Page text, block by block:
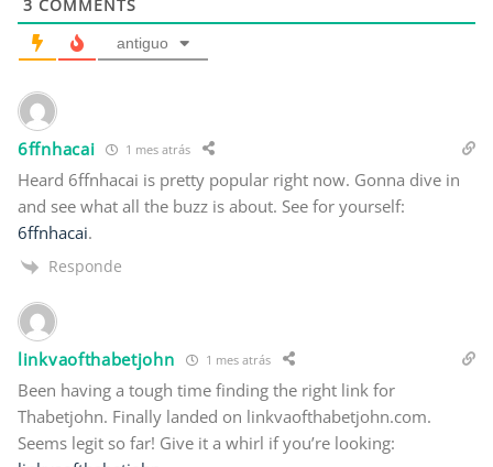
3 COMMENTS
antiguo
6ffnhacai 1 mes atrás
Heard 6ffnhacai is pretty popular right now. Gonna dive in
and see what all the buzz is about. See for yourself:
6ffnhacai.
Responde
linkvaofthabetjohn 1 mes atrás
Been having a tough time finding the right link for
Thabetjohn. Finally landed on linkvaofthabetjohn.com.
Seems legit so far! Give it a whirl if you’re looking: